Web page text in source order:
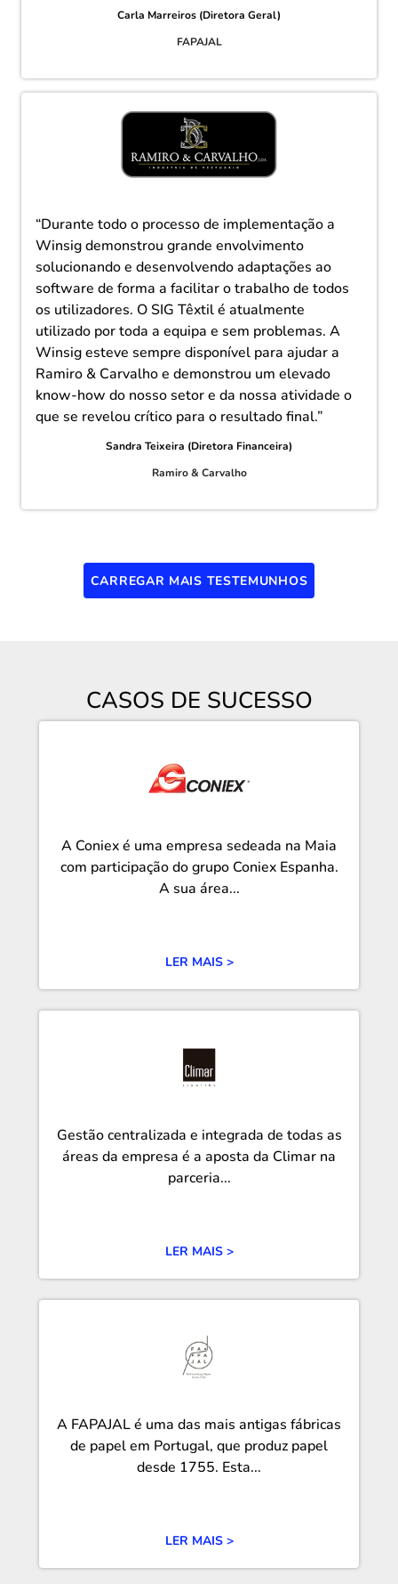
Carla Marreiros (Diretora Geral)
FAPAJAL
“Durante todo o processo de implementação a
Winsig demonstrou grande envolvimento
solucionando e desenvolvendo adaptações ao
software de forma a facilitar o trabalho de todos
os utilizadores. O SIG Têxtil é atualmente
utilizado por toda a equipa e sem problemas. A
Winsig esteve sempre disponível para ajudar a
Ramiro & Carvalho e demonstrou um elevado
know-how do nosso setor e da nossa atividade o
que se revelou crítico para o resultado final.”
Sandra Teixeira (Diretora Financeira)
Ramiro & Carvalho
CARREGAR MAIS TESTEMUNHOS
CASOS DE SUCESSO
A Coniex é uma empresa sedeada na Maia
com participação do grupo Coniex Espanha.
A sua área...
LER MAIS >
Gestão centralizada e integrada de todas as
áreas da empresa é a aposta da Climar na
parceria...
LER MAIS >
A FAPAJAL é uma das mais antigas fábricas
de papel em Portugal, que produz papel
desde 1755. Esta...
LER MAIS >